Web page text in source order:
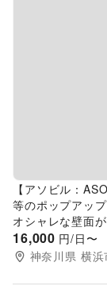
Previous
【アソビル：
等のポップアッ
オシャレな壁面
16,000 円/日〜
神奈川県 横浜